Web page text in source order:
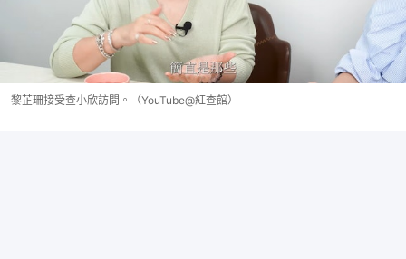
黎芷珊接受查小欣訪問。（YouTube@紅查館）